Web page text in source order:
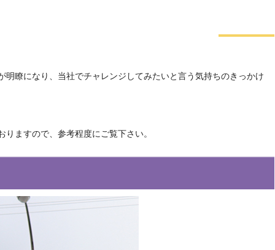
瞭になり、当社でチャレンジしてみたいと言う気持ちのきっかけ
ますので、参考程度にご覧下さい。